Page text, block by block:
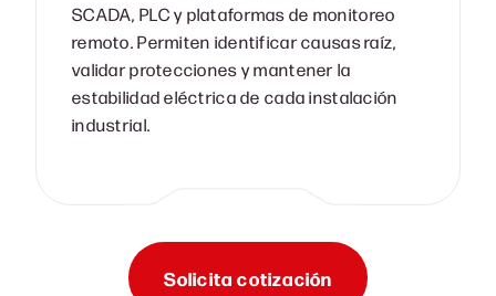
SCADA, PLC y plataformas de monitoreo
remoto. Permiten identificar causas raíz,
validar protecciones y mantener la
estabilidad eléctrica de cada instalación
industrial.
Solicita cotización